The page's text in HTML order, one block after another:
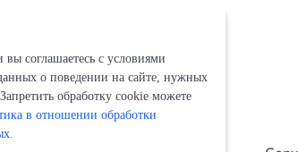
соглашаетесь с условиями
о поведении на сайте, нужных
обработку cookie можете
в отношении обработки